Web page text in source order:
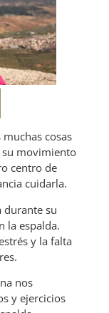
cosas
movimiento
centro de
cuidarla.
durante su
la espalda.
y la falta
nos
y ejercicios